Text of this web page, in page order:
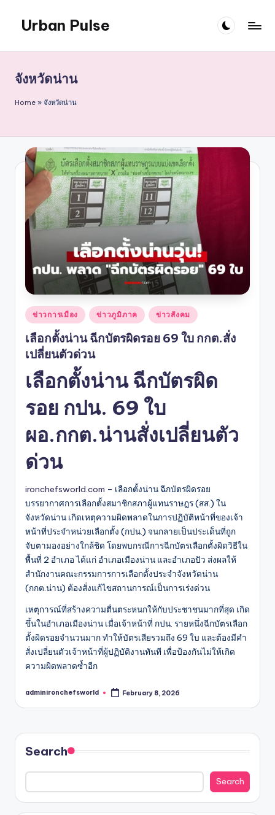
content
Urban Pulse
จังหวัดน่าน
Home » จังหวัดน่าน
Posted
in
ข่าวการเมือง ข่าวภูมิภาค ข่าวสังคม
เลือกตั้งน่าน ฉีกบัตรผิดรอย 69 ใบ กกต.สั่ง
เปลี่ยนตัวด่วน
เลือกตั้งน่าน ฉีกบัตรผิด
รอย กปน. 69 ใบ
ผอ.กกต.น่านสั่งเปลี่ยนตัว
ด่วน
ironchefsworld.com – เลือกตั้งน่าน ฉีกบัตรผิดรอย
บรรยากาศการเลือกตั้งสมาชิกสภาผู้แทนราษฎร (สส.) ใน
จังหวัดน่าน เกิดเหตุความผิดพลาดในการปฏิบัติหน้าที่ของเจ้า
หน้าที่ประจำหน่วยเลือกตั้ง (กปน.) จนกลายเป็นประเด็นที่ถูก
จับตามองอย่างใกล้ชิด โดยพบกรณีการฉีกบัตรเลือกตั้งผิดวิธีใน
พื้นที่ 2 อำเภอ ได้แก่ อำเภอเมืองน่าน และอำเภอปัว ส่งผลให้
สำนักงานคณะกรรมการการเลือกตั้งประจำจังหวัดน่าน
(กกต.น่าน) ต้องสั่งแก้ไขสถานการณ์เป็นการเร่งด่วน
เหตุการณ์ที่สร้างความตื่นตระหนกให้กับประชาชนมากที่สุด เกิด
ขึ้นในอำเภอเมืองน่าน เมื่อเจ้าหน้าที่ กปน. รายหนึ่งฉีกบัตรเลือก
ตั้งผิดรอยจำนวนมาก ทำให้บัตรเสียรวมถึง 69 ใบ และต้องมีคำ
สั่งเปลี่ยนตัวเจ้าหน้าที่ผู้ปฏิบัติงานทันที เพื่อป้องกันไม่ให้เกิด
ความผิดพลาดซ้ำอีก
Posted
adminironchefsworld February 8, 2026
Search
Search